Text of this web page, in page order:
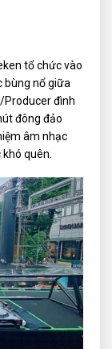
tổ chức vào
bùng nổ giữa
Producer đình
đông đảo
âm nhạc
quên.